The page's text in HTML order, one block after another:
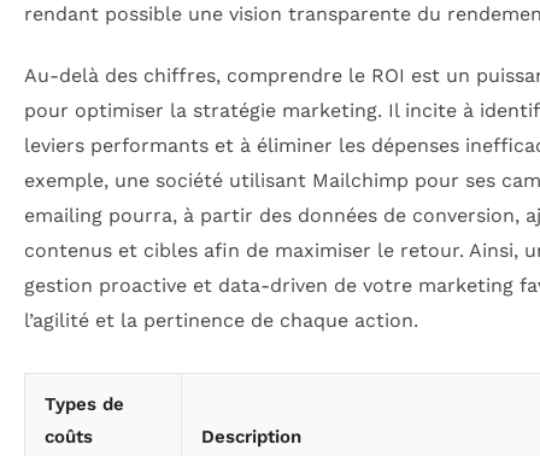
rendant possible une vision transparente du
Au-delà des chiffres, comprendre le ROI est un
pour optimiser la stratégie marketing. Il incite à
leviers performants et à éliminer les dépenses
exemple, une société utilisant Mailchimp pour ses
emailing pourra, à partir des données de conversion,
contenus et cibles afin de maximiser le retour. Ainsi,
gestion proactive et data-driven de votre marketing
l’agilité et la pertinence de chaque action.
Types de
coûts
Description